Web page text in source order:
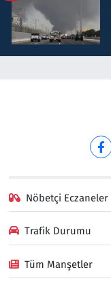
Nöbetçi Eczaneler
Trafik Durumu
Tüm Manşetler